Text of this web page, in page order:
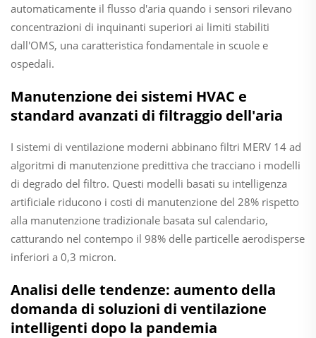
automaticamente il flusso d'aria quando i sensori rilevano
concentrazioni di inquinanti superiori ai limiti stabiliti
dall'OMS, una caratteristica fondamentale in scuole e
ospedali.
Manutenzione dei sistemi HVAC e
standard avanzati di filtraggio dell'aria
I sistemi di ventilazione moderni abbinano filtri MERV 14 ad
algoritmi di manutenzione predittiva che tracciano i modelli
di degrado del filtro. Questi modelli basati su intelligenza
artificiale riducono i costi di manutenzione del 28% rispetto
alla manutenzione tradizionale basata sul calendario,
catturando nel contempo il 98% delle particelle aerodisperse
inferiori a 0,3 micron.
Analisi delle tendenze: aumento della
domanda di soluzioni di ventilazione
intelligenti dopo la pandemia